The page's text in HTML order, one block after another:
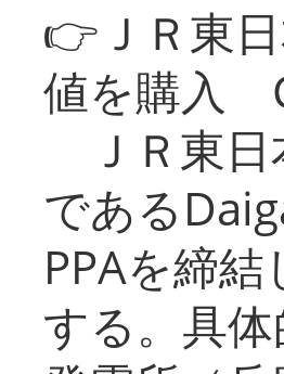
👉ＪＲ東
値を購入
ＪＲ東日
である
PPAを締
する。具